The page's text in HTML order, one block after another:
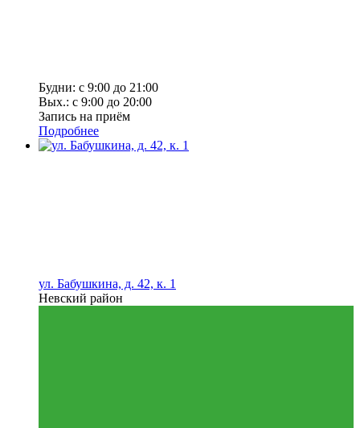
Будни: с 9:00 до 21:00
Вых.: с 9:00 до 20:00
Запись на приём
Подробнее
ул. Бабушкина, д. 42, к. 1
Невский район